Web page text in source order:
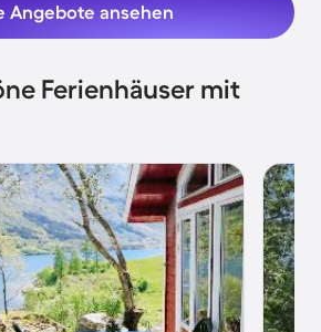
Angebote ansehen
Ferienhäuser mit